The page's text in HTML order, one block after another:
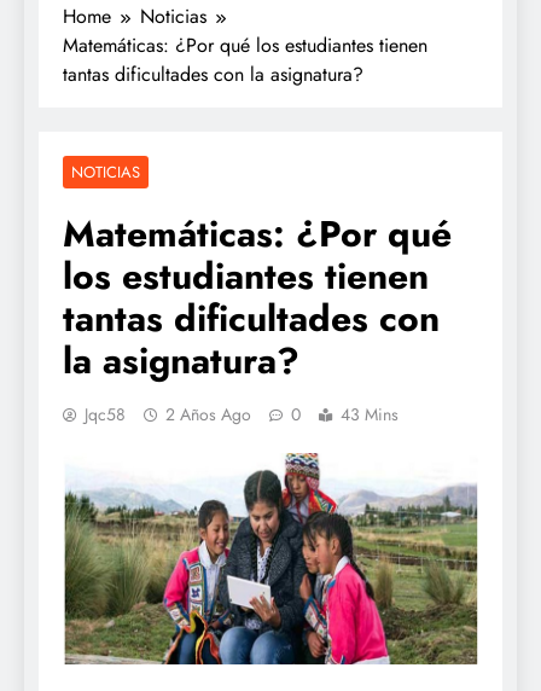
Home
Noticias
Matemáticas: ¿Por qué los estudiantes tienen
tantas dificultades con la asignatura?
NOTICIAS
Matemáticas: ¿Por qué
los estudiantes tienen
tantas dificultades con
la asignatura?
Jqc58 2 Años Ago 0 43 Mins